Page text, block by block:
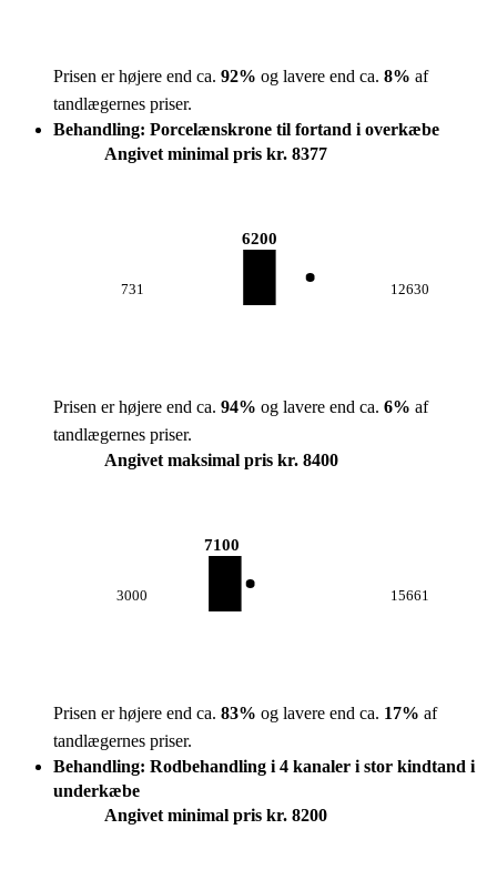
Prisen er højere end ca. 92% og lavere end ca. 8% af
tandlægernes priser.
Behandling: Porcelænskrone til fortand i overkæbe
Angivet minimal pris kr. 8377
731
6200
12630
Prisen er højere end ca. 94% og lavere end ca. 6% af
tandlægernes priser.
Angivet maksimal pris kr. 8400
3000
7100
15661
Prisen er højere end ca. 83% og lavere end ca. 17% af
tandlægernes priser.
Behandling: Rodbehandling i 4 kanaler i stor kindtand i
underkæbe
Angivet minimal pris kr. 8200